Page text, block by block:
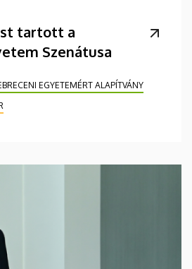
tartott a
Szenátusa
EGYETEMÉRT ALAPÍTVÁNY